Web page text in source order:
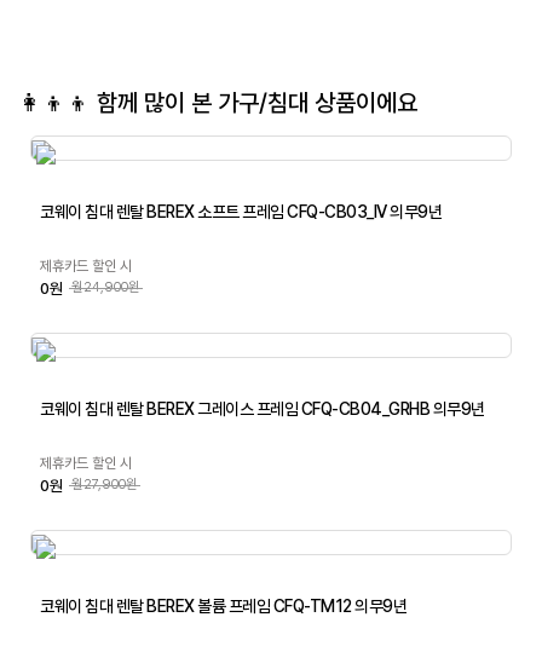
👩‍👦‍👦 함께 많이 본 가구/침대 상품이에요
코웨이 침대 렌탈 BEREX 소프트 프레임 CFQ-CB03_IV 의무9년
제휴카드 할인 시
0원 월24,900원
코웨이 침대 렌탈 BEREX 그레이스 프레임 CFQ-CB04_GRHB 의무9년
제휴카드 할인 시
0원 월27,900원
코웨이 침대 렌탈 BEREX 볼륨 프레임 CFQ-TM12 의무9년